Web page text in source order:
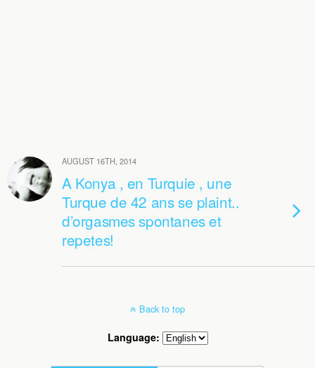
AUGUST 16TH, 2014
A Konya , en Turquie , une
Turque de 42 ans se plaint..
d’orgasmes spontanes et
repetes!
Back to top
Language: